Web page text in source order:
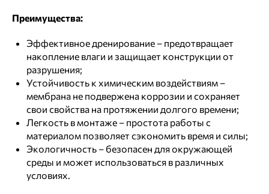
Преимущества:
Эффективное дренирование – предотвращает
накопление влаги и защищает конструкции от
разрушения;
Устойчивость к химическим воздействиям –
мембрана не подвержена коррозии и сохраняет
свои свойства на протяжении долгого времени;
Легкость в монтаже – простота работы с
материалом позволяет сэкономить время и силы;
Экологичность – безопасен для окружающей
среды и может использоваться в различных
условиях.